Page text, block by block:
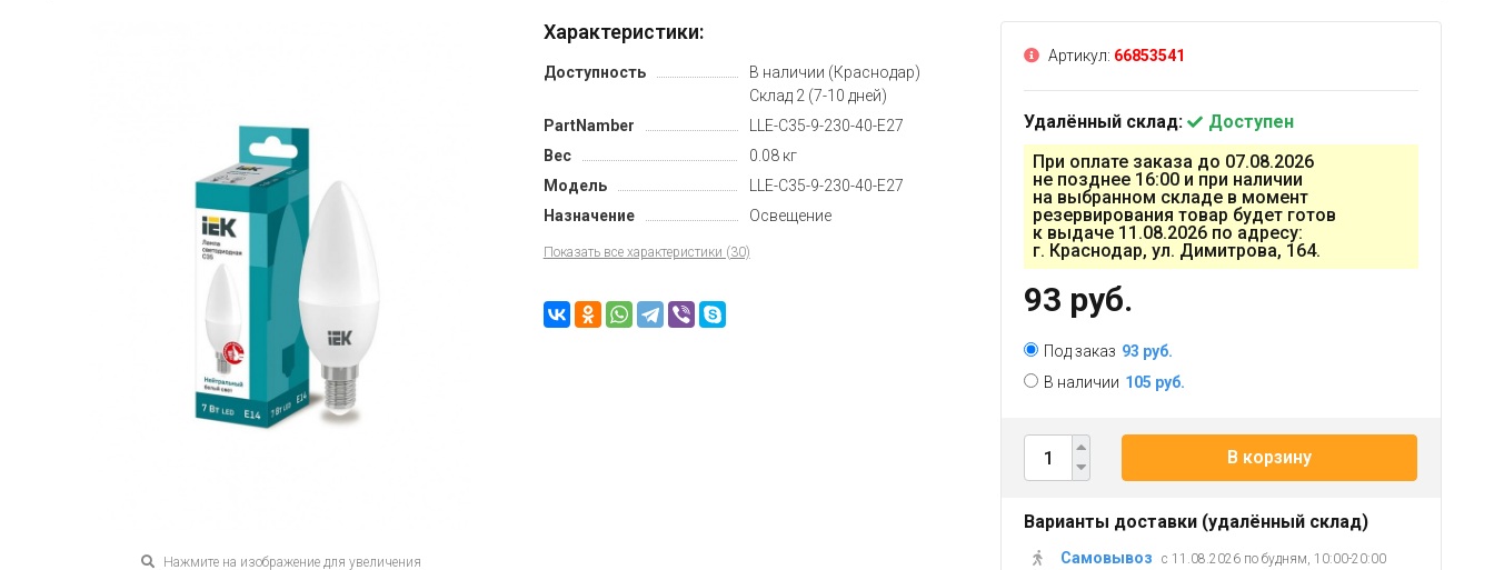
Нажмите на изображение для увеличения
Характеристики:
Доступность
В наличии (Краснодар)
Склад 2 (7-10 дней)
PartNamber
LLE-C35-9-230-40-E27
Вес
0.08 кг
Модель
LLE-C35-9-230-40-E27
Назначение
Освещение
Показать все характеристики (30)
Артикул: 66853541
Удалённый склад:
Доступен
При оплате заказа до 07.08.2026
не позднее 16:00 и при наличии
на выбранном складе в момент
резервирования товар будет готов
к выдаче 11.08.2026 по адресу:
г. Краснодар, ул. Димитрова, 164.
93 руб.
Под заказ 93 руб.
В наличии 105 руб.
В корзину
Варианты доставки (удалённый склад)
Самовывоз
с 11.08.2026 по будням, 10:00-20:00